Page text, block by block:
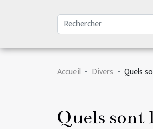
Accueil Divers Quels
Quels sont